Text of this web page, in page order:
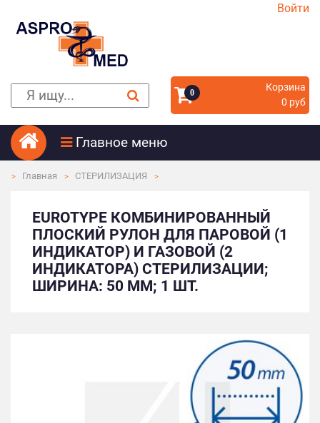
Войти
0
Корзина
0 руб
Главное меню
Главная СТЕРИЛИЗАЦИЯ
EUROTYPE КОМБИНИРОВАННЫЙ
ПЛОСКИЙ РУЛОН ДЛЯ ПАРОВОЙ (1
ИНДИКАТОР) И ГАЗОВОЙ (2
ИНДИКАТОРА) СТЕРИЛИЗАЦИИ;
ШИРИНА: 50 ММ; 1 ШТ.